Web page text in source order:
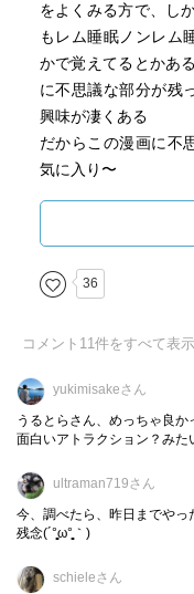
をよくみる方で、し
もレム睡眠ノンレム
かで覚えてるとかあ
に不思議な部分が残
興味が凄くある
だからこの漫画に不
気に入り〜
『ご先祖様』と『グ
めてる)
ご覧になる方は決し
腹が空いてる時に読
キャラクターで好き
ル』の淵さん！淵さ
36
コメント 11件をすべて表示
yukimisakeさん
うるとらさん、めっちゃ良か
面白いアトラクション？みた
ultraman719さん
今、調べたら、昨日までや
残念(´°̥̥̥̥̥̥̥̥ω°̥̥̥̥̥̥̥̥｀)
schieleさん